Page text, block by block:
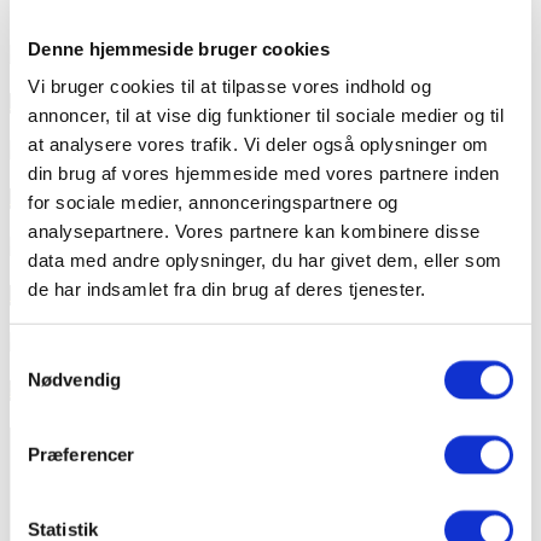
Denne hjemmeside bruger cookies
Vi bruger cookies til at tilpasse vores indhold og
annoncer, til at vise dig funktioner til sociale medier og til
at analysere vores trafik. Vi deler også oplysninger om
din brug af vores hjemmeside med vores partnere inden
for sociale medier, annonceringspartnere og
analysepartnere. Vores partnere kan kombinere disse
data med andre oplysninger, du har givet dem, eller som
de har indsamlet fra din brug af deres tjenester.
Nødvendig
Præferencer
Statistik
FOLIE
INDVENDIG SOLAFSKÆRMNING
Rigshospitalet Nordfløjen
ARKITEX VARMEREFLEKTERENDE DUG
Hvalsø Rådhus – Verosol Silverscreen rullegardiner
Sankt Hans – Plisségardiner